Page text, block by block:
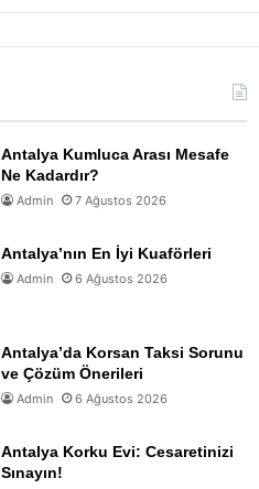
Antalya Kumluca Arası Mesafe
Ne Kadardır?
Admin 7 Ağustos 2026
Antalya’nın En İyi Kuaförleri
Admin 6 Ağustos 2026
Antalya’da Korsan Taksi Sorunu
ve Çözüm Önerileri
Admin 6 Ağustos 2026
Antalya Korku Evi: Cesaretinizi
Sınayın!